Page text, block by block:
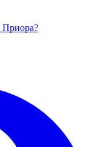
Приора?